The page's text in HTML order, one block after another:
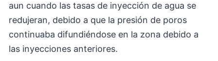
aun cuando las tasas de inyección de agua se
redujeran, debido a que la presión de poros
continuaba difundiéndose en la zona debido a
las inyecciones anteriores.